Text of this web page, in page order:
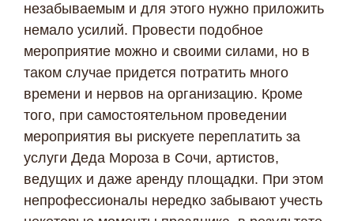
незабываемым и для этого нужно приложить
немало усилий. Провести подобное
мероприятие можно и своими силами, но в
таком случае придется потратить много
времени и нервов на организацию. Кроме
того, при самостоятельном проведении
мероприятия вы рискуете переплатить за
услуги Деда Мороза в Сочи, артистов,
ведущих и даже аренду площадки. При этом
непрофессионалы нередко забывают учесть